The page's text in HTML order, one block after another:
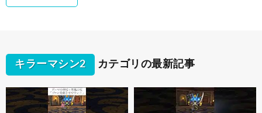
キラーマシン2 カテゴリの最新記事